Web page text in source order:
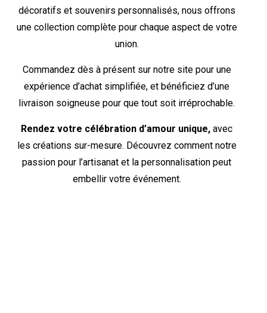
décoratifs et souvenirs personnalisés, nous offrons
une collection complète pour chaque aspect de votre
union.
Commandez dès à présent sur notre site pour une
expérience d’achat simplifiée, et bénéficiez d’une
livraison soigneuse pour que tout soit irréprochable.
Rendez votre célébration d’amour unique, avec
les créations sur-mesure. Découvrez comment notre
passion pour l’artisanat et la personnalisation peut
embellir votre événement.